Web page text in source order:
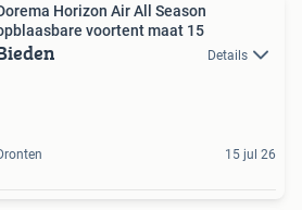
Horizon Air All Season
voortent maat 15
Details
15 jul 26